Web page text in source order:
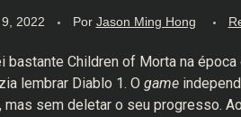
2022 Por Jason Ming Hong
bastante Children of Morta na
lembrar Diablo 1. O game
mas sem deletar o seu progresso.